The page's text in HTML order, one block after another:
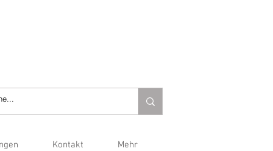
Kontakt Mehr